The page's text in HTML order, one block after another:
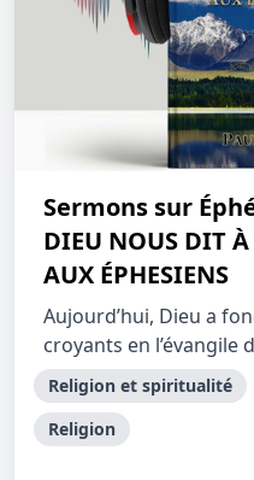
Sermons sur
DIEU NOUS DIT À
AUX ÉPHESIENS
Aujourd’hui, Dieu a
croyants en l’évangile
Religion et spiritualité
Religion